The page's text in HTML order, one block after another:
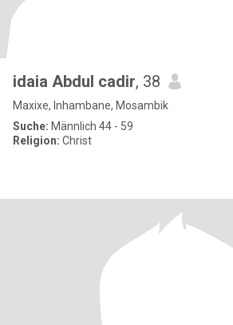
idaia Abdul cadir, 38
Maxixe, Inhambane, Mosambik
Suche: Männlich 44 - 59
Religion: Christ